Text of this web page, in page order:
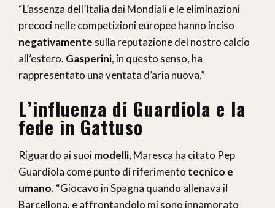
“L’assenza dell’Italia dai Mondiali e le eliminazioni
precoci nelle competizioni europee hanno inciso
negativamente sulla reputazione del nostro calcio
all’estero. Gasperini, in questo senso, ha
rappresentato una ventata d’aria nuova.”
L’influenza di Guardiola e la
fede in Gattuso
Riguardo ai suoimodelli, Maresca ha citato Pep
Guardiola come punto di riferimento tecnico e
umano. “Giocavo in Spagna quando allenava il
Barcellona, e affrontandolo mi sono innamorato